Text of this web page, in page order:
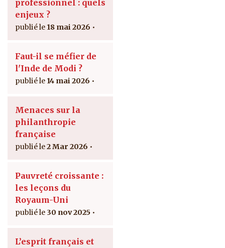
professionnel : quels
enjeux ?
18 mai 2026
Faut-il se méfier de
l'Inde de Modi ?
14 mai 2026
Menaces sur la
philanthropie
française
2 Mar 2026
Pauvreté croissante :
les leçons du
Royaum-Uni
30 nov 2025
L’esprit français et